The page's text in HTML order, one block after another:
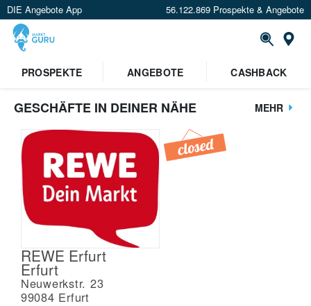
DIE Angebote App 56.122.869 Prospekte & Angebote
PROSPEKTE
ANGEBOTE CASHBACK
GESCHÄFTE IN DEINER NÄHE MEHR
REWE Erfurt
Erfurt
Neuwerkstr. 23
99084 Erfurt